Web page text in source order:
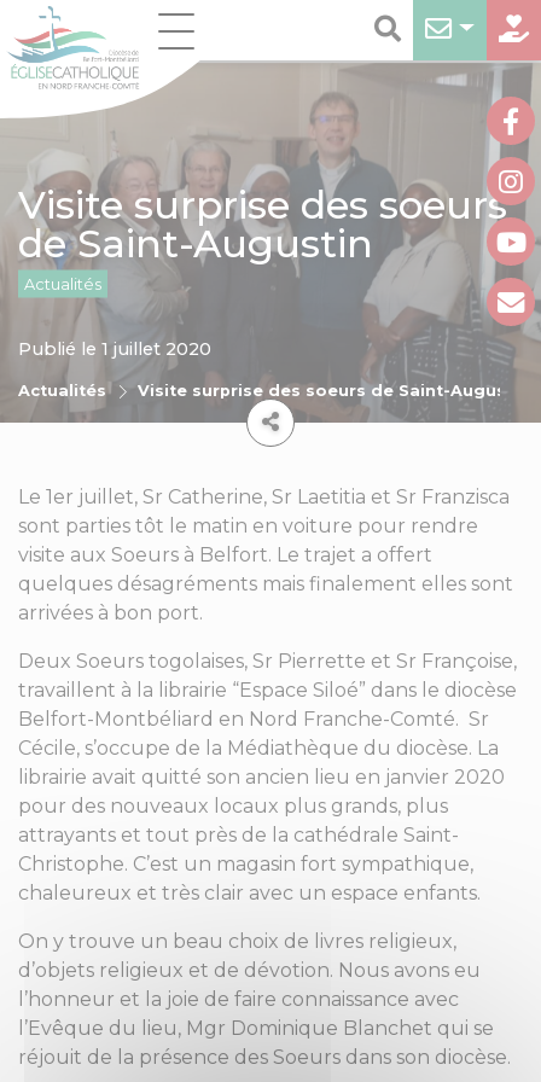
Visite surprise des soeurs
de Saint-Augustin
Actualités
Actualités Visite surprise des soeurs de Saint-Augustin
Publié le 1 juillet 2020
Le 1er juillet, Sr Catherine, Sr Laetitia et Sr Franzisca
sont parties tôt le matin en voiture pour rendre
visite aux Soeurs à Belfort. Le trajet a offert
quelques désagréments mais finalement elles sont
arrivées à bon port.
Deux Soeurs togolaises, Sr Pierrette et Sr Françoise,
travaillent à la librairie “Espace Siloé” dans le diocèse
Belfort-Montbéliard en Nord Franche-Comté. Sr
Cécile, s’occupe de la Médiathèque du diocèse. La
librairie avait quitté son ancien lieu en janvier 2020
pour des nouveaux locaux plus grands, plus
attrayants et tout près de la cathédrale Saint-
Christophe. C’est un magasin fort sympathique,
chaleureux et très clair avec un espace enfants.
On y trouve un beau choix de livres religieux,
d’objets religieux et de dévotion. Nous avons eu
l’honneur et la joie de faire connaissance avec
l’Evêque du lieu, Mgr Dominique Blanchet qui se
réjouit de la présence des Soeurs dans son diocèse.